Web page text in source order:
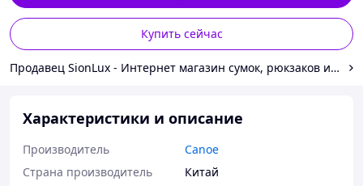
Купить сейчас
Продавец SionLux - Интернет магазин сумок, рюкзаков и аксессуаров для всей семьи
Характеристики и описание
Производитель
Canoe
Страна производитель
Китай